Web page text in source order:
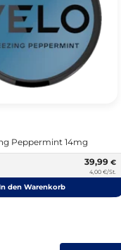
Peppermint 14mg
39,99 €
4,00 €/St.
den Warenkorb